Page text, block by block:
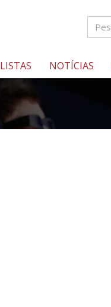
LISTAS NOTÍCIAS